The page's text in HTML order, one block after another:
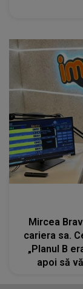
Mircea
cariera sa.
„Planul B
apoi să